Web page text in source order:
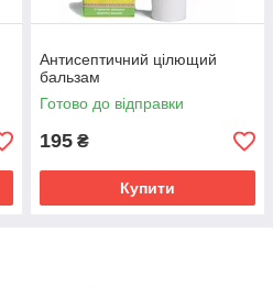
Антисептичний цілющий
бальзам
Готово до відправки
195 ₴
Купити